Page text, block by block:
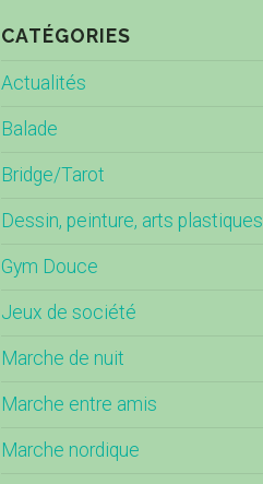
CATÉGORIES
Actualités
Balade
Bridge/Tarot
Dessin, peinture, arts plastiques
Gym Douce
Jeux de société
Marche de nuit
Marche entre amis
Marche nordique